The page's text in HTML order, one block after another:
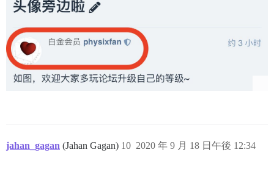
jahan_gagan (Jahan Gagan) 2020 年 9 月 18 日午後 12:34
10